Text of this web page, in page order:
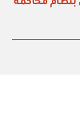
(٥٨٠) المتعلق بنظام محاكمة